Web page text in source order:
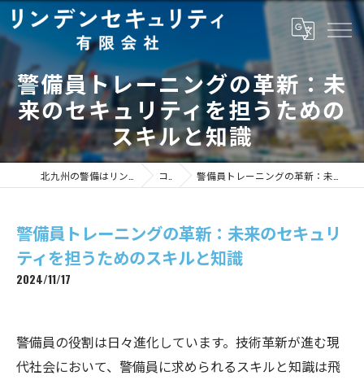
警備員トレーニングの革新：未
来のセキュリティを担うための
スキルと知識
コラム 警備員トレーニングの革新：未来のセキュリティを担うためのスキルと知識
警備員トレーニングの革新：未来のセキュリ
ティを担うためのスキルと知識
2024/11/17
警備員の役割は日々進化しています。技術革新が進む現
代社会において、警備員に求められるスキルと知識は飛